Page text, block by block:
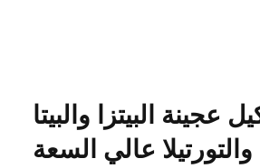
البيتزا والبيتا
والتورتيلا عالي السعة